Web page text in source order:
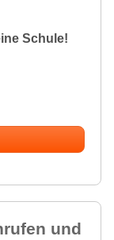
Schule!
und